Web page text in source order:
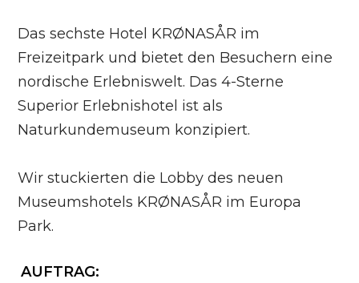
Das sechste Hotel KRØNASÅR im
Freizeitpark und bietet den Besuchern eine
nordische Erlebniswelt. Das 4-Sterne
Superior Erlebnishotel ist als
Naturkundemuseum konzipiert.
Wir stuckierten die Lobby des neuen
Museumshotels KRØNASÅR im Europa
Park.
AUFTRAG: